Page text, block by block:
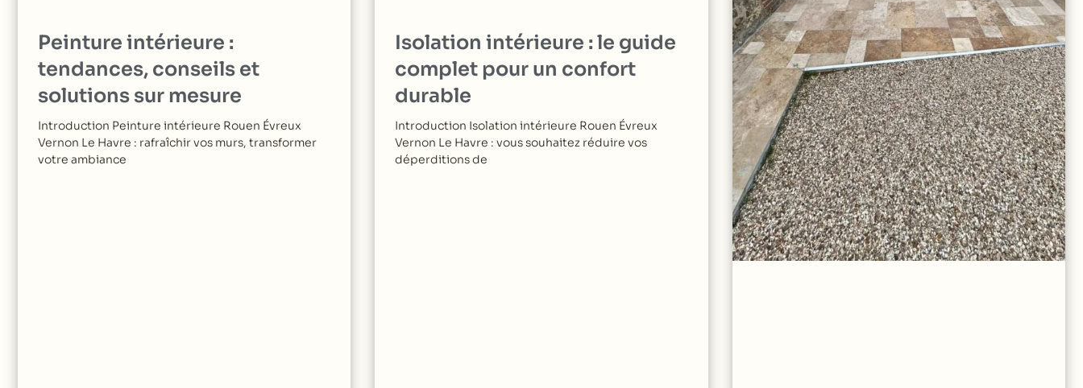
Peinture intérieure :
tendances, conseils et
solutions sur mesure
Introduction Peinture intérieure Rouen Évreux
Vernon Le Havre : rafraîchir vos murs, transformer
votre ambiance
Isolation intérieure : le guide
complet pour un confort
durable
Introduction Isolation intérieure Rouen Évreux
Vernon Le Havre : vous souhaitez réduire vos
déperditions de